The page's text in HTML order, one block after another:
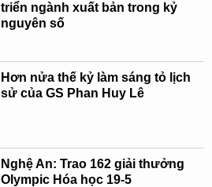
triển ngành xuất bản trong kỷ
nguyên số
Hơn nửa thế kỷ làm sáng tỏ lịch
sử của GS Phan Huy Lê
Nghệ An: Trao 162 giải thưởng
Olympic Hóa học 19-5